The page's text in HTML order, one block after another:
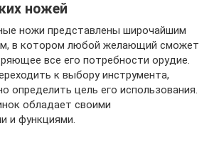
ножей
ножи представлены широчайшим
в котором любой желающий сможет
все его потребности орудие.
к выбору инструмента,
определить цель его использования.
обладает своими
и функциями.